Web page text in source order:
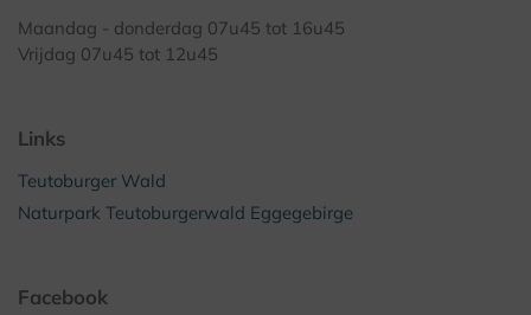
Maandag - donderdag 07u45 tot 16u45
Vrijdag 07u45 tot 12u45
Links
Teutoburger Wald
Naturpark Teutoburgerwald Eggegebirge
Facebook